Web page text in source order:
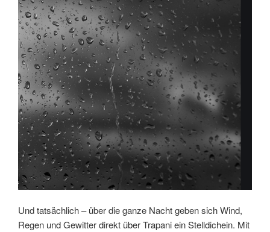
Und tatsächlich – über die ganze Nacht geben sich Wind,
Regen und Gewitter direkt über Trapani ein Stelldichein. Mit